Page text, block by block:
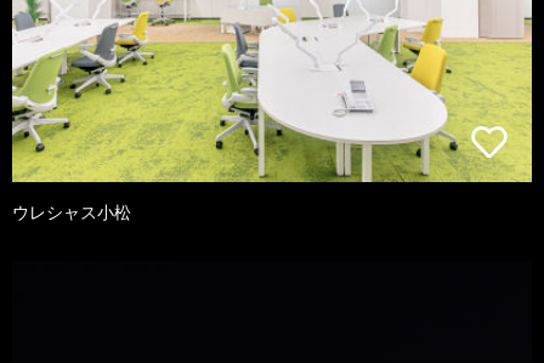
ウレシャス小松